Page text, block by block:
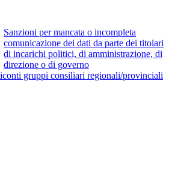
Sanzioni per mancata o incompleta
comunicazione dei dati da parte dei titolari
di incarichi politici, di amministrazione, di
direzione o di governo
gruppi consiliari regionali/provinciali